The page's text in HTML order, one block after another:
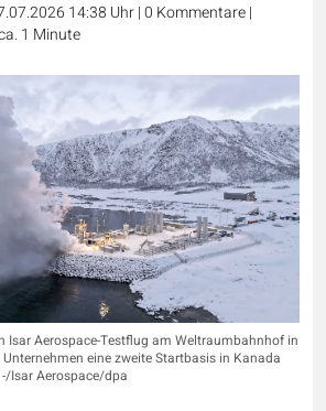
14:38 Uhr|0 Kommentare|
1 Minute
Isar Aerospace-Testflug am Weltraumbahnhof in
eine zweite Startbasis in Kanada
Isar Aerospace/dpa